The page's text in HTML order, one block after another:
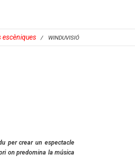
escèniques / WINDUVISIÓ
per crear un espectacle
on predomina la música